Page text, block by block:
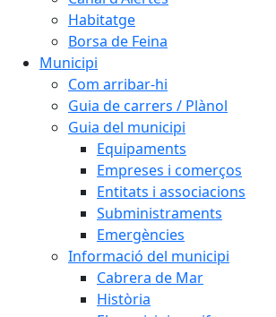
Habitatge
Borsa de Feina
Municipi
Com arribar-hi
Guia de carrers / Plànol
Guia del municipi
Equipaments
Empreses i comerços
Entitats i associacions
Subministraments
Emergències
Informació del municipi
Cabrera de Mar
Història